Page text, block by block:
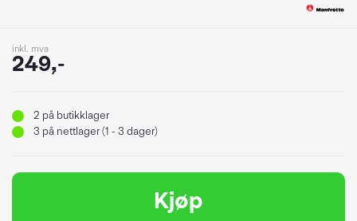
inkl. mva
249,-
2 på butikklager
3 på nettlager (1 - 3 dager)
Kjøp